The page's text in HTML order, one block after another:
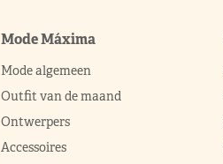
Mode Máxima
Mode algemeen
Outfit van de maand
Ontwerpers
Accessoires